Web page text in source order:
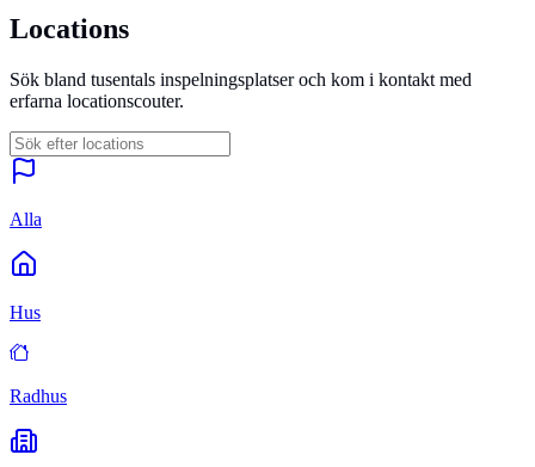
Locations
Sök bland tusentals inspelningsplatser och kom i kontakt med
erfarna locationscouter.
Alla
Hus
Radhus